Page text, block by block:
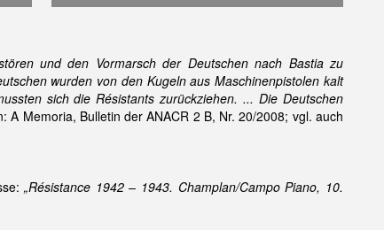
und den Vormarsch der Deutschen nach Bastia zu
wurden von den Kugeln aus Maschinenpistolen kalt
sich die Résistants zurückziehen. ... Die Deutschen
A Memoria, Bulletin der ANACR 2 B, Nr. 20/2008; vgl. auch
„Résistance 1942 – 1943. Champlan/Campo Piano, 10.